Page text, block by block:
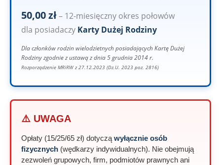
50,00 zł– 12-miesięczny okres połowów
dla posiadaczy Karty Dużej Rodziny
Dla członków rodzin wielodzietnych posiadających Kartę Dużej
Rodziny zgodnie z ustawą z dnia 5 grudnia 2014 r.
Rozporządzenie MRiRW z 27.12.2023 (Dz.U. 2023 poz. 2816)
⚠️ UWAGA
Opłaty (15/25/65 zł) dotyczą wyłącznie osób
fizycznych (wędkarzy indywidualnych). Nie obejmują
zezwoleń grupowych, firm, podmiotów prawnych ani